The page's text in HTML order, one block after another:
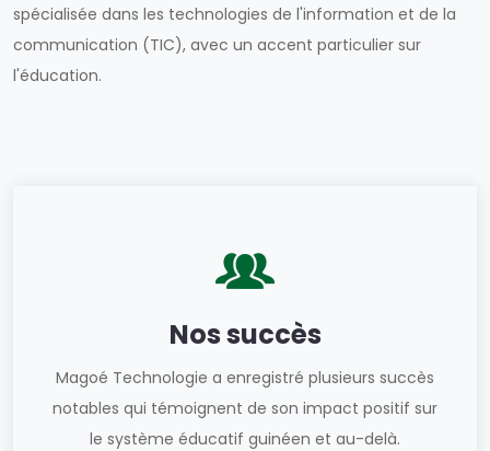
spécialisée dans les technologies de l'information et de la
communication (TIC), avec un accent particulier sur
l'éducation.
Nos succès
Magoé Technologie a enregistré plusieurs succès
notables qui témoignent de son impact positif sur
le système éducatif guinéen et au-delà.